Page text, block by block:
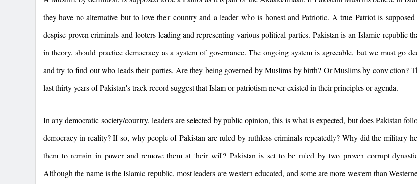
they have no alternative but to love their country and a leader who is honest and Patriotic. A true Patriot is supposed
despise proven criminals and looters leading and representing various political parties. Pakistanis an Islamic republic
in theory, should practice democracy as a system of governance. The ongoing system is agreeable, but we must go
and try to find out who leads their parties. Are they being governed by Muslims by birth? Or Muslims by conviction?
last thirty years ofPakistan's track record suggest that Islam or patriotism never existed in their principles or agenda.
In any democratic society/country, leaders are selected by public opinion, this is what is expected, but doesPakistan
democracy in reality? If so, why people ofPakistan are ruled by ruthless criminals repeatedly? Why did the military
them to remain in power and remove them at their will? Pakistanis set to be ruled by two proven corrupt
Although the name is the Islamic republic, most leaders are western educated, and some are more western than